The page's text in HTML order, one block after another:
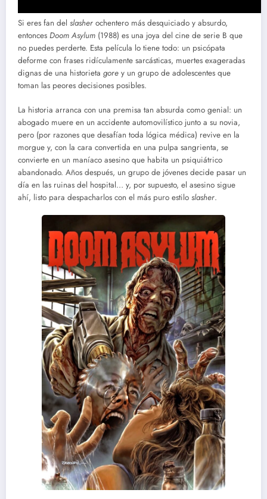
Si eres fan del slasher ochentero más desquiciado y absurdo,
entonces Doom Asylum (1988) es una joya del cine de serie B que
no puedes perderte. Esta película lo tiene todo: un psicópata
deforme con frases ridículamente sarcásticas, muertes exageradas
dignas de una historieta gore y un grupo de adolescentes que
toman las peores decisiones posibles.
La historia arranca con una premisa tan absurda como genial: un
abogado muere en un accidente automovilístico junto a su novia,
pero (por razones que desafían toda lógica médica) revive en la
morgue y, con la cara convertida en una pulpa sangrienta, se
convierte en un maníaco asesino que habita un psiquiátrico
abandonado. Años después, un grupo de jóvenes decide pasar un
día en las ruinas del hospital… y, por supuesto, el asesino sigue
ahí, listo para despacharlos con el más puro estilo slasher.